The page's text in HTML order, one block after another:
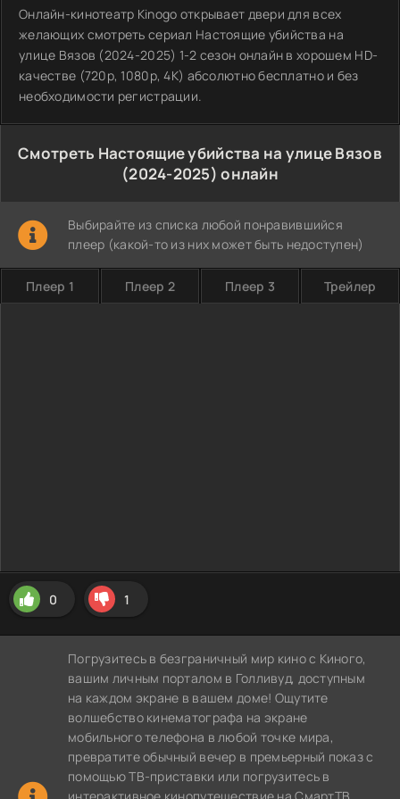
Онлайн-кинотеатр Kinogo открывает двери для всех
желающих смотреть сериал Настоящие убийства на
улице Вязов (2024-2025) 1-2 сезон онлайн в хорошем HD-
качестве (720p, 1080p, 4K) абсолютно бесплатно и без
необходимости регистрации.
Смотреть Настоящие убийства на улице Вязов
(2024-2025) онлайн
Выбирайте из списка любой понравившийся
плеер (какой-то из них может быть недоступен)
Плеер 1 Плеер 2 Плеер 3 Трейлер
0 1
Погрузитесь в безграничный мир кино с Киного,
вашим личным порталом в Голливуд, доступным
на каждом экране в вашем доме! Ощутите
волшебство кинематографа на экране
мобильного телефона в любой точке мира,
превратите обычный вечер в премьерный показ с
помощью ТВ-приставки или погрузитесь в